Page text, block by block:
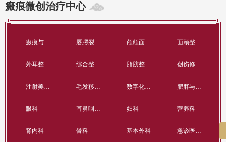
瘢痕微创治疗中心
瘢痕与创面治疗科 唇腭裂整形科 颅颌面整形科 面颈整形科
外耳整形再造科 综合整形科 脂肪整形科 创伤修复与组织再生科
注射美容中心 毛发移植中心 数字化技术中心 肥胖与代谢病中心
眼科 耳鼻咽喉科 妇科 营养科
肾内科 骨科 基本外科 急诊医学中心